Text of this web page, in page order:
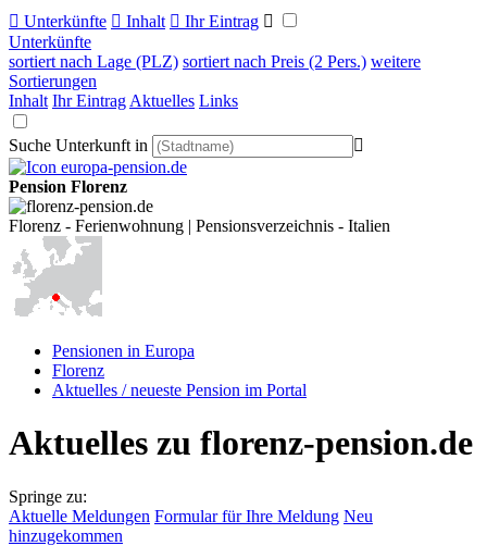
 Unterkünfte  Inhalt  Ihr Eintrag 
Unterkünfte
sortiert nach Lage (PLZ) sortiert nach Preis (2 Pers.) weitere
Sortierungen
Inhalt Ihr Eintrag Aktuelles Links
Suche Unterkunft in 
Pension Florenz
Florenz - Ferienwohnung | Pensionsverzeichnis - Italien
Pensionen in Europa
Florenz
Aktuelles / neueste Pension im Portal
Aktuelles zu florenz-pension.de
Springe zu:
Aktuelle Meldungen Formular für Ihre Meldung Neu
hinzugekommen